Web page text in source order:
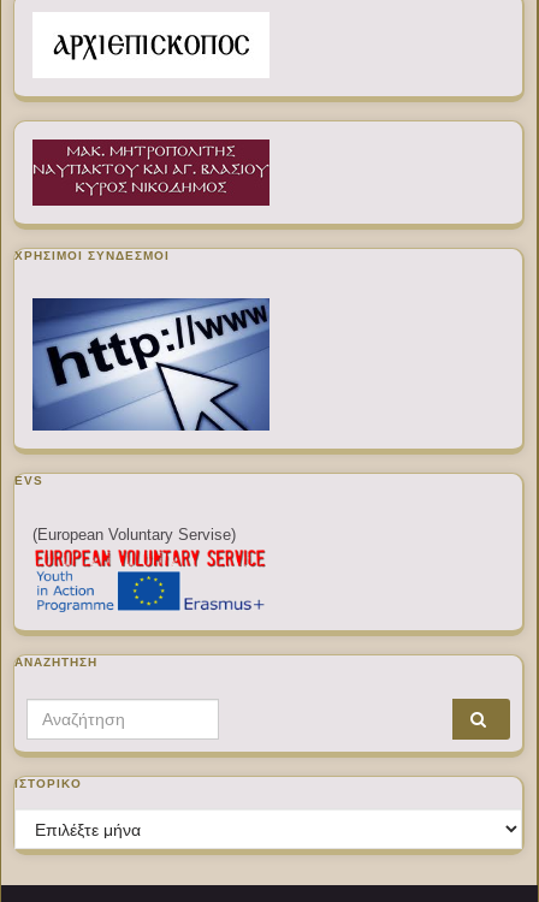
ΧΡΉΣΙΜΟΙ ΣΎΝΔΕΣΜΟΙ
EVS
(European Voluntary Servise)
ΑΝΑΖΉΤΗΣΗ
Search for:
ΙΣΤΟΡΙΚΌ
Ιστορικό